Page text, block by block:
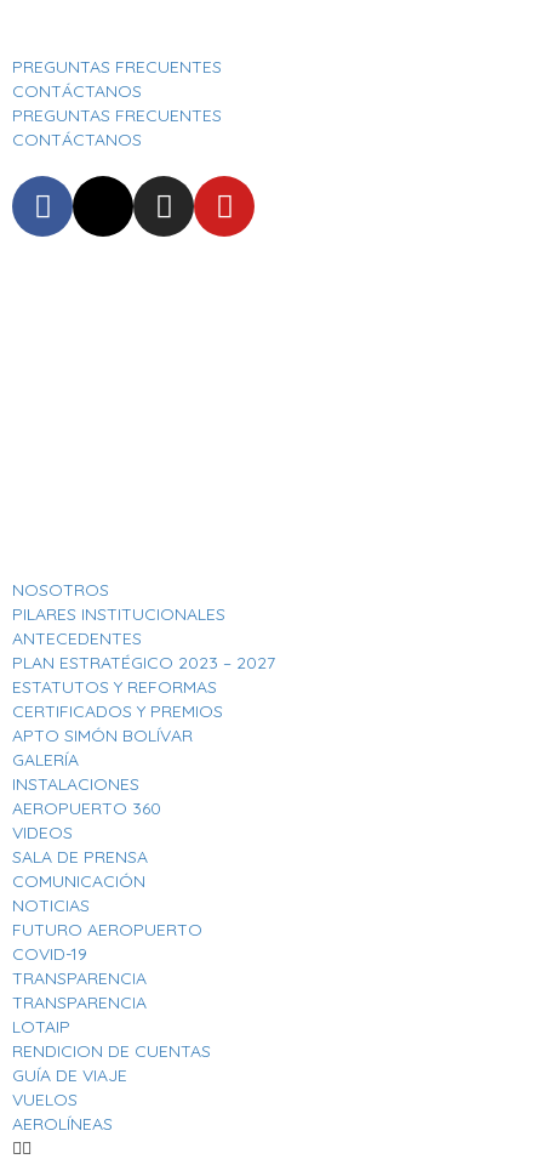
PREGUNTAS FRECUENTES
CONTÁCTANOS
PREGUNTAS FRECUENTES
CONTÁCTANOS
NOSOTROS
PILARES INSTITUCIONALES
ANTECEDENTES
PLAN ESTRATÉGICO 2023 – 2027
ESTATUTOS Y REFORMAS
CERTIFICADOS Y PREMIOS
APTO SIMÓN BOLÍVAR
GALERÍA
INSTALACIONES
AEROPUERTO 360
VIDEOS
SALA DE PRENSA
COMUNICACIÓN
NOTICIAS
FUTURO AEROPUERTO
COVID-19
TRANSPARENCIA
TRANSPARENCIA
LOTAIP
RENDICION DE CUENTAS
GUÍA DE VIAJE
VUELOS
AEROLÍNEAS